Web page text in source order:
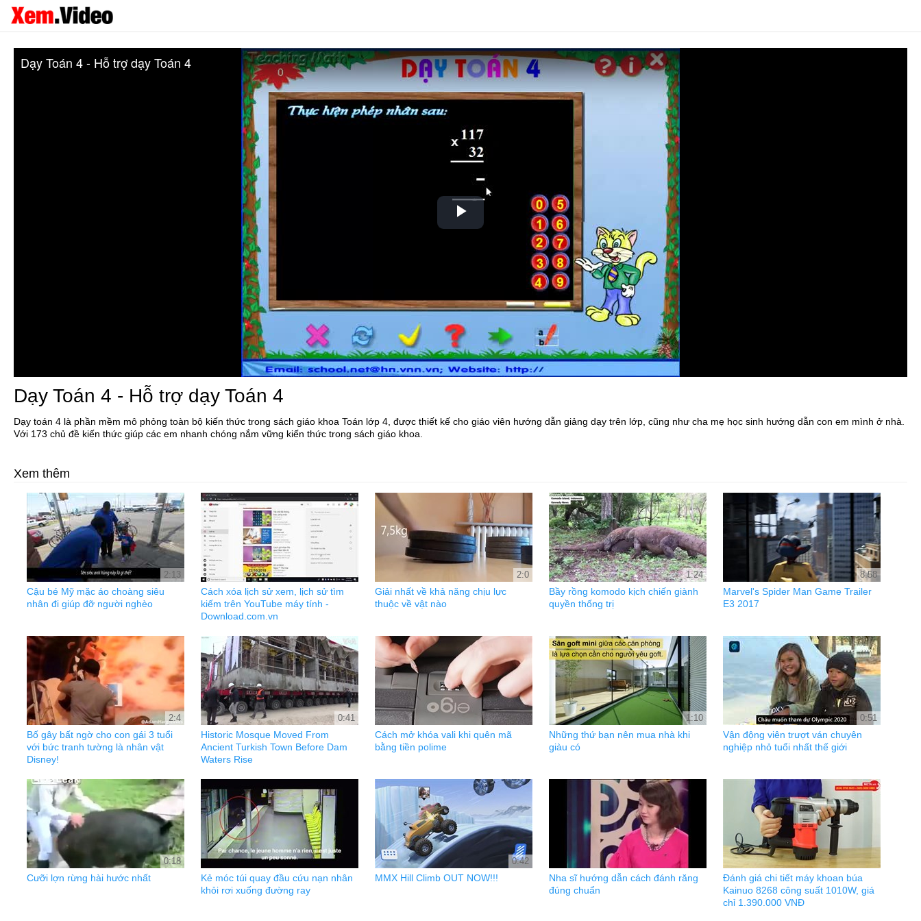
Play
Dạy Toán 4 - Hỗ trợ dạy Toán 4
Dạy Toán 4 - Hỗ trợ dạy Toán 4
Dạy toán 4 là phần mềm mô phỏng toàn bộ kiến thức trong sách giáo khoa Toán lớp 4, được thiết kế cho giáo viên hướng dẫn giảng dạy trên lớp, cũng như cha mẹ học sinh hướng dẫn con em mình ở nhà.
Với 173 chủ đề kiến thức giúp các em nhanh chóng nắm vững kiến thức trong sách giáo khoa.
Xem thêm
2:13
Cậu bé Mỹ mặc áo choàng siêu
nhân đi giúp đỡ người nghèo
Cách xóa lịch sử xem, lịch sử tìm
kiếm trên YouTube máy tính -
Download.com.vn
2:0
Giải nhất về khả năng chịu lực
thuộc về vật nào
1:24
Bầy rồng komodo kịch chiến giành
quyền thống trị
8:58
Marvel's Spider Man Game Trailer
E3 2017
2:4
Bố gây bất ngờ cho con gái 3 tuổi
với bức tranh tường là nhân vật
Disney!
0:41
Historic Mosque Moved From
Ancient Turkish Town Before Dam
Waters Rise
Cách mở khóa vali khi quên mã
bằng tiền polime
1:10
Những thứ bạn nên mua nhà khi
giàu có
0:51
Vận động viên trượt ván chuyên
nghiệp nhỏ tuổi nhất thế giới
0:18
Cưỡi lợn rừng hài hước nhất
Kẻ móc túi quay đầu cứu nạn nhân
khỏi rơi xuống đường ray
0:42
MMX Hill Climb OUT NOW!!!
Nha sĩ hướng dẫn cách đánh răng
đúng chuẩn
Đánh giá chi tiết máy khoan búa
Kainuo 8268 công suất 1010W, giá
chỉ 1.390.000 VNĐ